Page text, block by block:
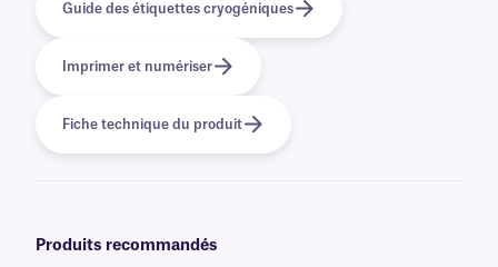
Guide des étiquettes cryogéniques
Imprimer et numériser
Fiche technique du produit
Produits recommandés